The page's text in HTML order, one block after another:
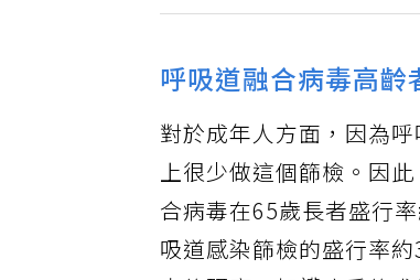
呼吸道融合病毒高
對於成年人方面，因為
上很少做這個篩檢。因
合病毒在65歲長者盛行
吸道感染篩檢的盛行率